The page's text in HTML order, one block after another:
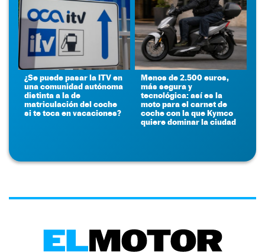
¿Se puede pasar la ITV en
una comunidad autónoma
distinta a la de
matriculación del coche
si te toca en vacaciones?
Menos de 2.500 euros,
más segura y
tecnológica: así es la
moto para el carnet de
coche con la que Kymco
quiere dominar la ciudad